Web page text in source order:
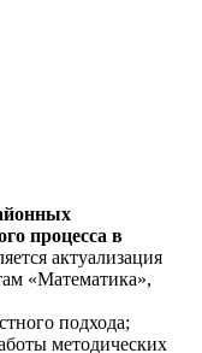
процесса в
актуализация
«Математика»,
подхода;
методических